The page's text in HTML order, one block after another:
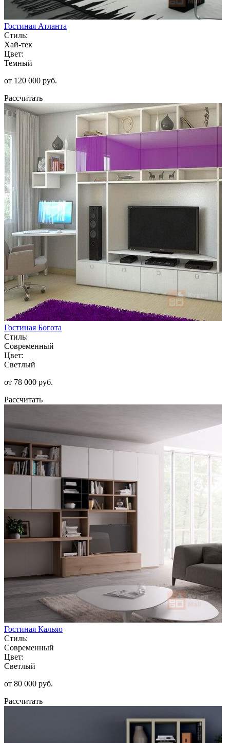
Гостиная Атланта
Стиль:
Хай-тек
Цвет:
Темный
от 120 000 руб.
Рассчитать
Гостиная Богота
Стиль:
Современный
Цвет:
Светлый
от 78 000 руб.
Рассчитать
Гостиная Кальяо
Стиль:
Современный
Цвет:
Светлый
от 80 000 руб.
Рассчитать